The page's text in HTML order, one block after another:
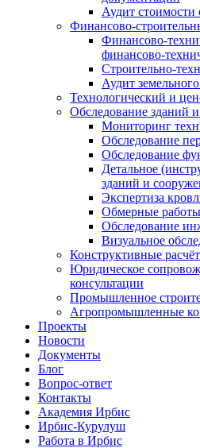
Аудит стоимости
Финансово-
Финансово-
финансово-
Строительно-
Аудит
Технологический и
Обследование зданий
Мониторинг
Обследование
Обследование
Детальное
зданий и
Экспертиза
Обмерные работы
Обследование
Визуальное
Конструктивные
Юридическое
консультации
Промышленное
Агропромышленные
Проекты
Новости
Документы
Блог
Вопрос-ответ
Контакты
Академия Ирбис
Ирбис-Курулуш
Работа в Ирбис